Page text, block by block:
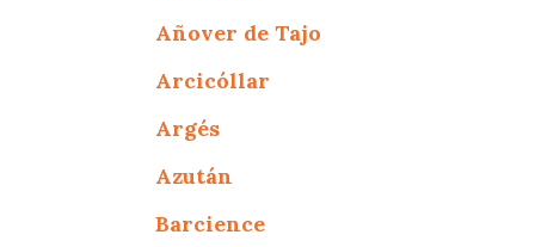
Añover de Tajo
Arcicóllar
Argés
Azután
Barcience